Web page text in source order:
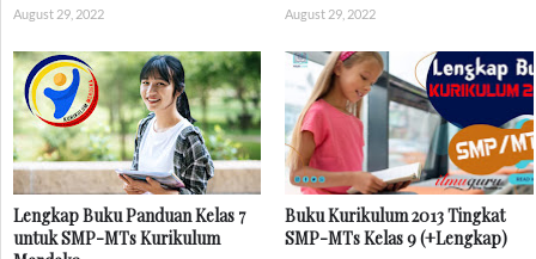
August 29, 2022 August 29, 2022
Lengkap Buku Panduan Kelas 7
untuk SMP-MTs Kurikulum
Buku Kurikulum 2013 Tingkat
SMP-MTs Kelas 9 (+Lengkap)